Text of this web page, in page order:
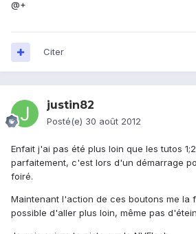
@+
Citer
justin82
Posté(e) 30 août 2012
Enfait j'ai pas été plus loin que les tutos
parfaitement, c'est lors d'un démarrage
foiré.
Maintenant l'action de ces boutons me la
possible d'aller plus loin, même pas